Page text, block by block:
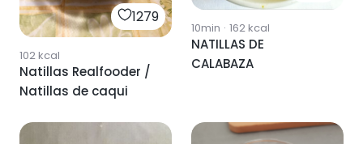
1279
102kcal
Natillas Realfooder /
Natillas de caqui
10min · 162kcal
NATILLAS DE
CALABAZA